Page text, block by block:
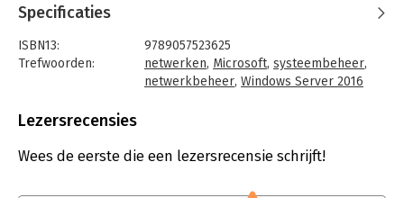
versie van deel 2 die gericht was op Windows Server 2012.
Toegevoegd is het hoofdstuk 'Gebruik en beheer op afstand
met een VPN' uit deel 3. Van dit deel 3 verschijnt geen nieuwe
versie meer.
Specificaties
ISBN13:
9789057523625
Trefwoorden:
netwerken, Microsoft, systeembeheer,
netwerkbeheer, Windows Server 2016
Bindwijze:
Uitgever:
Boom Beroepsonderwijs
Lezersrecensies
Wees de eerste die een lezersrecensie schrijft!